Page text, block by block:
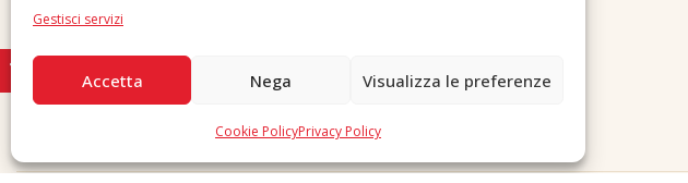
Gestisci servizi
Accetta Nega Visualizza le preferenze
Cookie PolicyPrivacy Policy